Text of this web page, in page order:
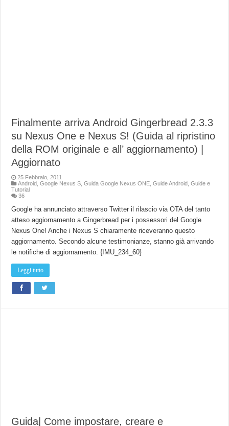
Finalmente arriva Android Gingerbread 2.3.3
su Nexus One e Nexus S! (Guida al ripristino
della ROM originale e all’ aggiornamento) |
Aggiornato
25 Febbraio, 2011
Android ,Google Nexus S ,Guida Google Nexus ONE ,Guide Android ,Guide e
Tutorial
36
Google ha annunciato attraverso Twitter il rilascio via OTA del tanto
atteso aggiornamento a Gingerbread per i possessori del Google
Nexus One! Anche i Nexus S chiaramente riceveranno questo
aggiornamento. Secondo alcune testimonianze, stanno già arrivando
le notifiche di aggiornamento. {IMU_234_60}
Leggi tutto
Guida| Come impostare, creare e